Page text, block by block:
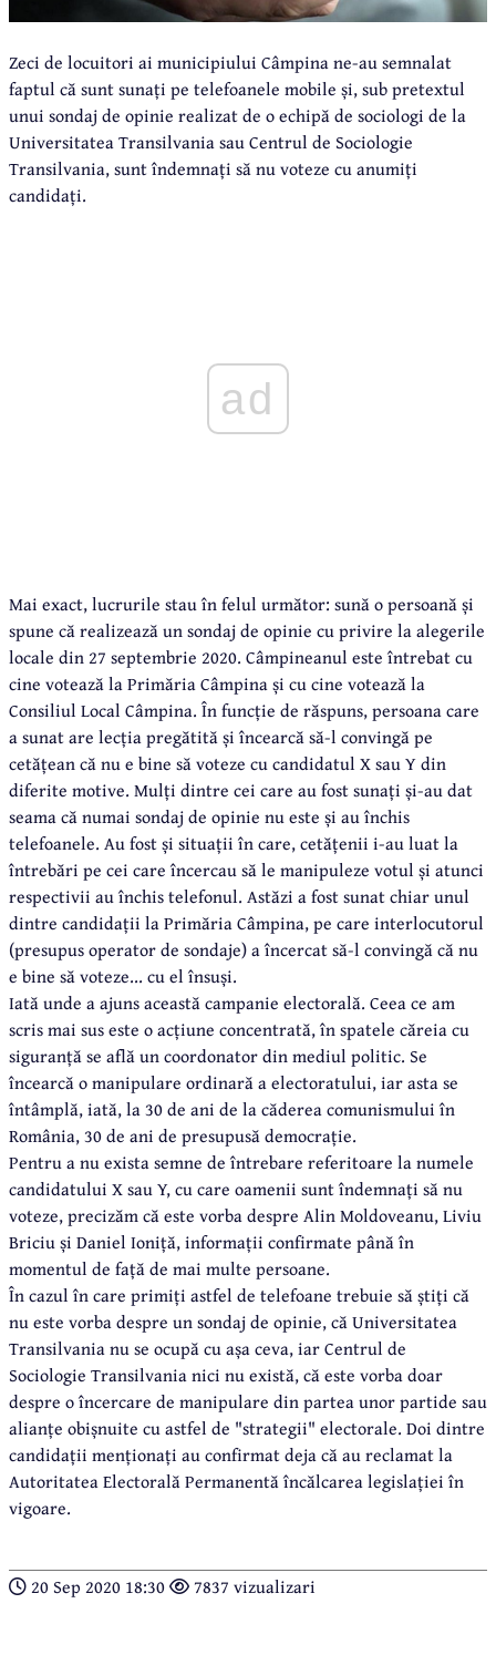
Zeci de locuitori ai municipiului Câmpina ne-au semnalat
faptul că sunt sunați pe telefoanele mobile și, sub pretextul
unui sondaj de opinie realizat de o echipă de sociologi de la
Universitatea Transilvania sau Centrul de Sociologie
Transilvania, sunt îndemnați să nu voteze cu anumiți
candidați.
ad
Mai exact, lucrurile stau în felul următor: sună o persoană și
spune că realizează un sondaj de opinie cu privire la alegerile
locale din 27 septembrie 2020. Câmpineanul este întrebat cu
cine votează la Primăria Câmpina și cu cine votează la
Consiliul Local Câmpina. În funcție de răspuns, persoana care
a sunat are lecția pregătită și încearcă să-l convingă pe
cetățean că nu e bine să voteze cu candidatul X sau Y din
diferite motive. Mulți dintre cei care au fost sunați și-au dat
seama că numai sondaj de opinie nu este și au închis
telefoanele. Au fost și situații în care, cetățenii i-au luat la
întrebări pe cei care încercau să le manipuleze votul și atunci
respectivii au închis telefonul. Astăzi a fost sunat chiar unul
dintre candidații la Primăria Câmpina, pe care interlocutorul
(presupus operator de sondaje) a încercat să-l convingă că nu
e bine să voteze... cu el însuși.
Iată unde a ajuns această campanie electorală. Ceea ce am
scris mai sus este o acțiune concentrată, în spatele căreia cu
siguranță se află un coordonator din mediul politic. Se
încearcă o manipulare ordinară a electoratului, iar asta se
întâmplă, iată, la 30 de ani de la căderea comunismului în
România, 30 de ani de presupusă democrație.
Pentru a nu exista semne de întrebare referitoare la numele
candidatului X sau Y, cu care oamenii sunt îndemnați să nu
voteze, precizăm că este vorba despre Alin Moldoveanu, Liviu
Briciu și Daniel Ioniță, informații confirmate până în
momentul de față de mai multe persoane.
În cazul în care primiți astfel de telefoane trebuie să știți că
nu este vorba despre un sondaj de opinie, că Universitatea
Transilvania nu se ocupă cu așa ceva, iar Centrul de
Sociologie Transilvania nici nu există, că este vorba doar
despre o încercare de manipulare din partea unor partide sau
alianțe obișnuite cu astfel de "strategii" electorale. Doi dintre
candidații menționați au confirmat deja că au reclamat la
Autoritatea Electorală Permanentă încălcarea legislației în
vigoare.
20 Sep 2020 18:30 7837 vizualizari